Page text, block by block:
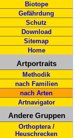
Biotope
Gefährdung
Schutz
Download
Sitemap
Home
Artportraits
Methodik
nach Familien
nach Arten
Artnavigator
Andere Gruppen
Orthoptera /
Heuschrecken